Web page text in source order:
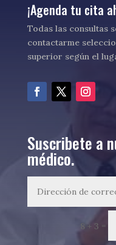
¡Agenda tu cita
Todas las consultas
contactarme
superior según el
Suscribete a
médico.
8 + 3 =